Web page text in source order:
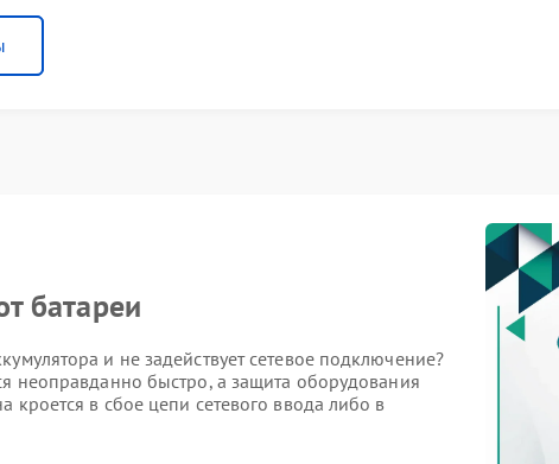
батареи
и не задействует сетевое подключение?
неоправданно быстро, а защита оборудования
в сбое цепи сетевого ввода либо в